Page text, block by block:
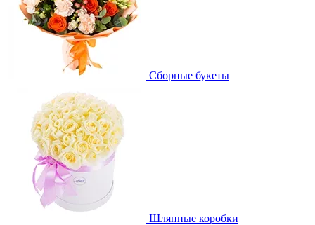
Сборные букеты
Шляпные коробки